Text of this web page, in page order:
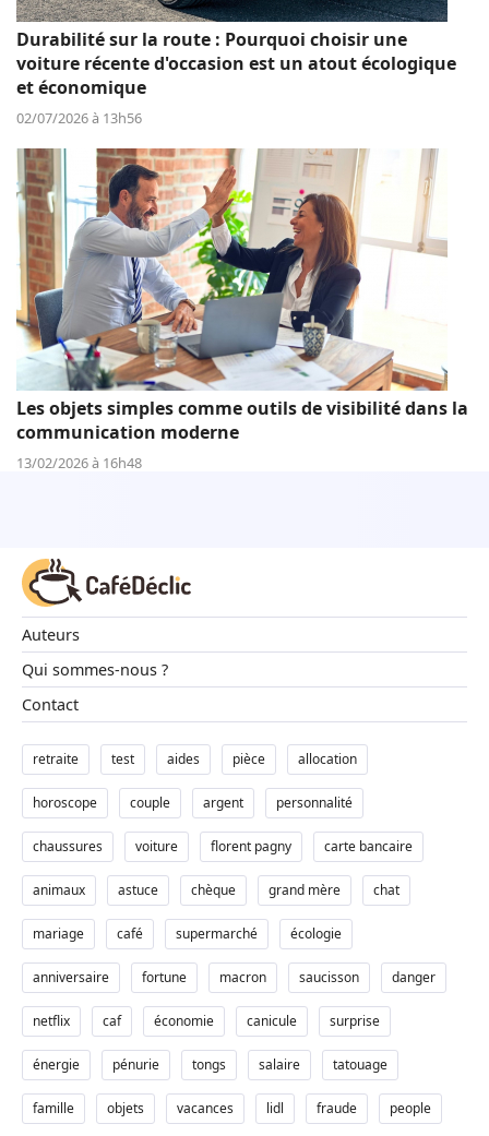
Durabilité sur la route : Pourquoi choisir une
voiture récente d'occasion est un atout écologique
et économique
02/07/2026 à 13h56
Les objets simples comme outils de visibilité dans la
communication moderne
13/02/2026 à 16h48
Auteurs
Qui sommes-nous ?
Contact
retraite test aides pièce allocation
horoscope couple argent personnalité
chaussures voiture florent pagny carte bancaire
animaux astuce chèque grand mère chat
mariage café supermarché écologie
anniversaire fortune macron saucisson danger
netflix caf économie canicule surprise
énergie pénurie tongs salaire tatouage
famille objets vacances lidl fraude people